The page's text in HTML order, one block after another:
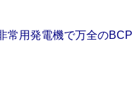
常用発電機で万全のBCP